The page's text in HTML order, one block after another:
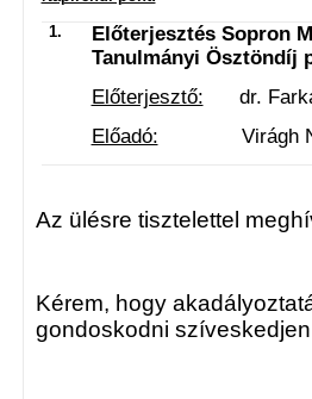
1.
Előterjesztés Sopron
Tanulmányi Ösztöndíj
Előterjesztő: dr.
Előadó: Virágh
Az ülésre tisztelettel
Kérem, hogy
gondoskodni